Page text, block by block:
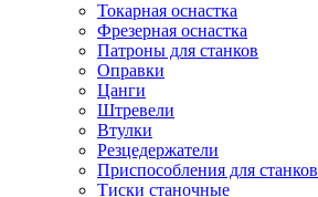
Токарная оснастка
Фрезерная оснастка
Патроны для станков
Оправки
Цанги
Штревели
Втулки
Резцедержатели
Приспособления для станков
Тиски станочные